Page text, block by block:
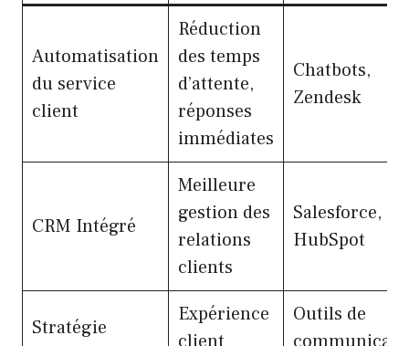
Automatisation
du service
client
Réduction
des temps
d’attente,
réponses
immédiates
Chatbots,
Zendesk
CRM Intégré
Meilleure
gestion des
relations
clients
Salesforce,
HubSpot
Stratégie
Expérience
Outils de